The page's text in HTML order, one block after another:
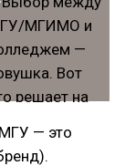
МГУ — это